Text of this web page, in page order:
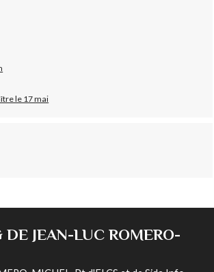
le 17 mai
DE JEAN-LUC ROMERO-